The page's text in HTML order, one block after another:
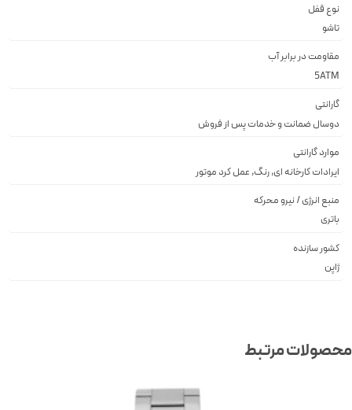
نوع قفل
تاشو
مقاومت در برابر آب
5ATM
گارانتی
دوسال ضمانت و خدمات پس از فروش
موارد گارانتی
ایرادات کارخانه ای, رنگ, عمل کرد موتور
منبع انرژی / نیرو محرکه
باتری
کشور سازنده
ژاپن
مرتبط